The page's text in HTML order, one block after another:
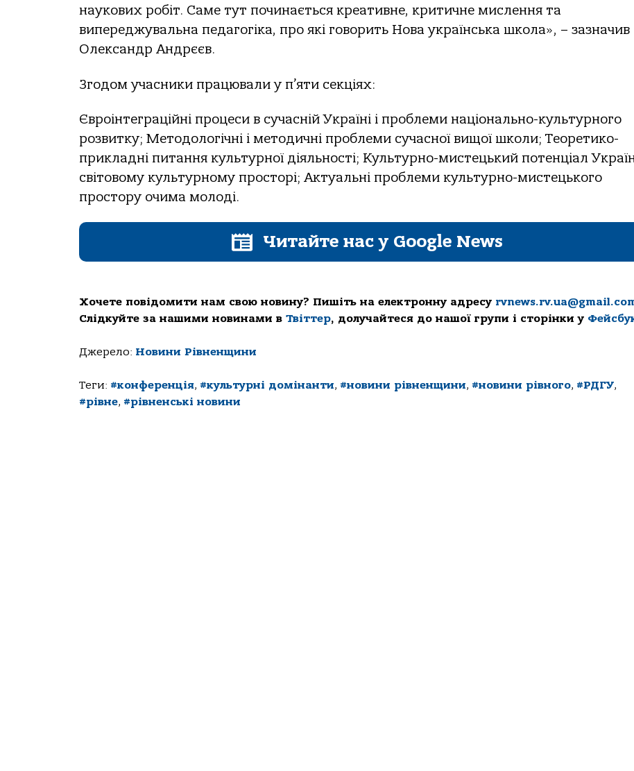
наукових робіт. Саме тут починається креативне, критичне мислення та
випереджувальна педагогіка, про які говорить Нова українська школа», – зазначив
Олександр Андрєєв.
Згодом учасники працювали у п’яти секціях:
Євроінтеграційні процеси в сучасній Україні і проблеми національно-культурного
розвитку; Методологічні і методичні проблеми сучасної вищої школи; Теоретико-
прикладні питання культурної діяльності; Культурно-мистецький потенціал
світовому культурному просторі; Актуальні проблеми культурно-мистецького
простору очима молоді.
Читайте нас у Google News
Хочете повідомити нам свою новину? Пишіть на електронну адресу
Слідкуйте за нашими новинами в Твіттер, долучайтеся до нашої групи і сторінки у
Джерело: Новини Рівненщини
Теги: #конференція, #культурні домінанти, #новини рівненщини, #новини рівного, #РДГУ,
#рівне, #рівненські новини